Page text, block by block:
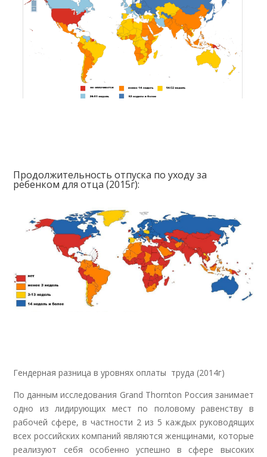
Продолжительность отпуска по уходу за
ребенком для отца (2015г):
Гендерная разница в уровнях оплаты труда (2014г)
По данным исследования Grand Thornton Россия занимает
одно из лидирующих мест по половому равенству в
рабочей сфере, в частности 2 из 5 каждых руководящих
всех российских компаний являются женщинами, которые
реализуют себя особенно успешно в сфере высоких